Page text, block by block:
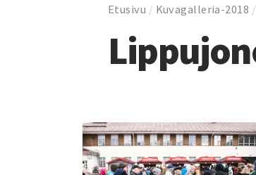
Etusivu / Kuvagalleria-2018 /